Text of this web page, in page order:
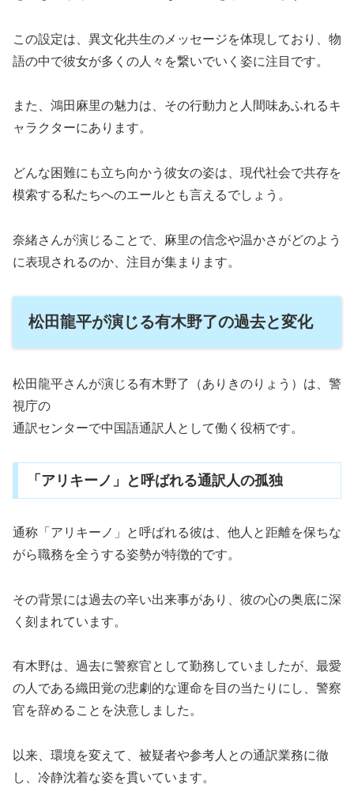
この設定は、異文化共生のメッセージを体現しており、物
語の中で彼女が多くの人々を繋いでいく姿に注目です。
また、鴻田麻里の魅力は、その行動力と人間味あふれるキ
ャラクターにあります。
どんな困難にも立ち向かう彼女の姿は、現代社会で共存を
模索する私たちへのエールとも言えるでしょう。
奈緒さんが演じることで、麻里の信念や温かさがどのよう
に表現されるのか、注目が集まります。
松田龍平が演じる有木野了の過去と変化
松田龍平さんが演じる有木野了（ありきのりょう）は、警
視庁の
通訳センターで中国語通訳人として働く役柄です。
「アリキーノ」と呼ばれる通訳人の孤独
通称「アリキーノ」と呼ばれる彼は、他人と距離を保ちな
がら職務を全うする姿勢が特徴的です。
その背景には過去の辛い出来事があり、彼の心の奥底に深
く刻まれています。
有木野は、過去に警察官として勤務していましたが、最愛
の人である織田覚の悲劇的な運命を目の当たりにし、警察
官を辞めることを決意しました。
以来、環境を変えて、被疑者や参考人との通訳業務に徹
し、冷静沈着な姿を貫いています。